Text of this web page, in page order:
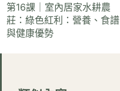
章
導
覽
第16課｜室內居家水耕農
莊：綠色紅利：營養、食譜
與健康優勢